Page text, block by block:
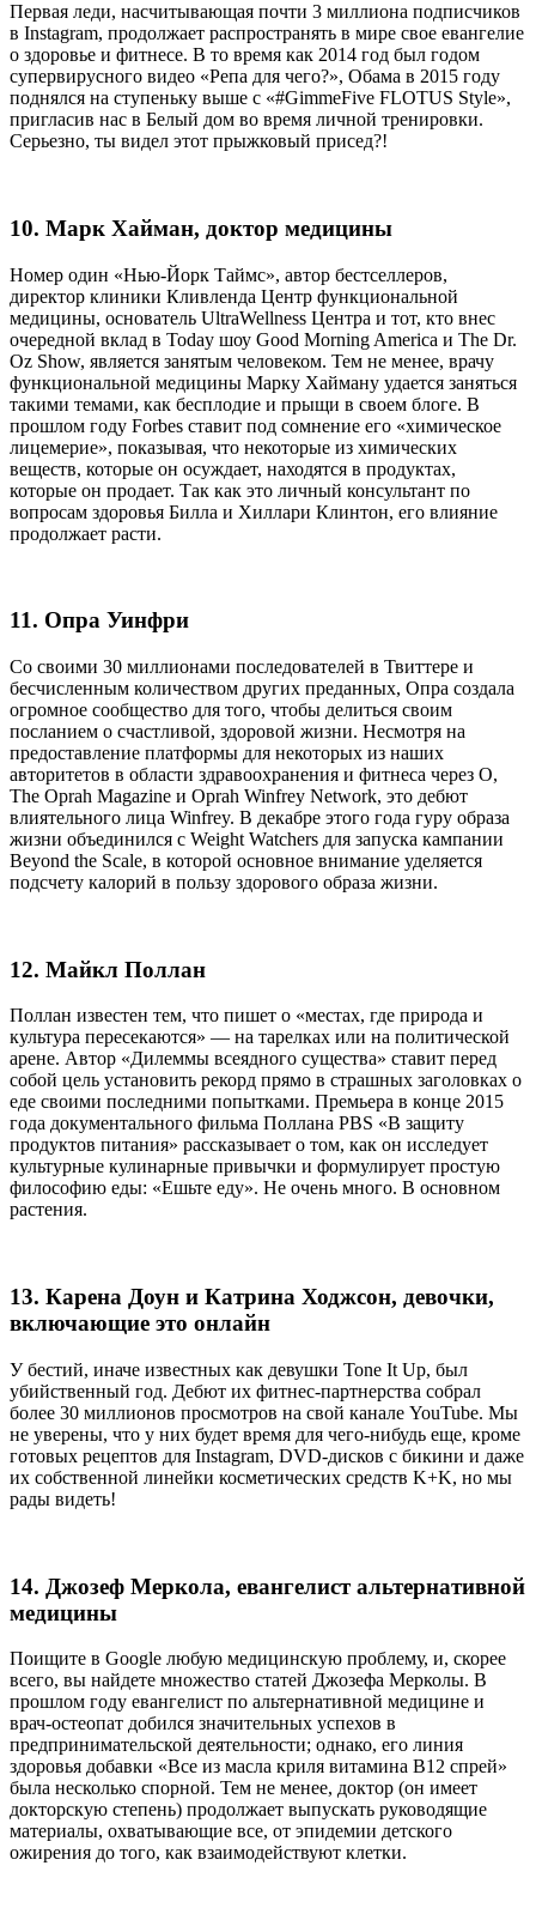
Первая леди, насчитывающая почти 3 миллиона подписчиков
в Instagram, продолжает распространять в мире свое евангелие
о здоровье и фитнесе. В то время как 2014 год был годом
супервирусного видео «Репа для чего?», Обама в 2015 году
поднялся на ступеньку выше с «#GimmeFive FLOTUS Style»,
пригласив нас в Белый дом во время личной тренировки.
Серьезно, ты видел этот прыжковый присед?!
10. Марк Хайман, доктор медицины
Номер один «Нью-Йорк Таймс», автор бестселлеров,
директор клиники Кливленда Центр функциональной
медицины, основатель UltraWellness Центра и тот, кто внес
очередной вклад в Today шоу Good Morning America и The Dr.
Oz Show, является занятым человеком. Тем не менее, врачу
функциональной медицины Марку Хайману удается заняться
такими темами, как бесплодие и прыщи в своем блоге. В
прошлом году Forbes ставит под сомнение его «химическое
лицемерие», показывая, что некоторые из химических
веществ, которые он осуждает, находятся в продуктах,
которые он продает. Так как это личный консультант по
вопросам здоровья Билла и Хиллари Клинтон, его влияние
продолжает расти.
11. Опра Уинфри
Со своими 30 миллионами последователей в Твиттере и
бесчисленным количеством других преданных, Опра создала
огромное сообщество для того, чтобы делиться своим
посланием о счастливой, здоровой жизни. Несмотря на
предоставление платформы для некоторых из наших
авторитетов в области здравоохранения и фитнеса через O,
The Oprah Magazine и Oprah Winfrey Network, это дебют
влиятельного лица Winfrey. В декабре этого года гуру образа
жизни объединился с Weight Watchers для запуска кампании
Beyond the Scale, в которой основное внимание уделяется
подсчету калорий в пользу здорового образа жизни.
12. Майкл Поллан
Поллан известен тем, что пишет о «местах, где природа и
культура пересекаются» — на тарелках или на политической
арене. Автор «Дилеммы всеядного существа» ставит перед
собой цель установить рекорд прямо в страшных заголовках о
еде своими последними попытками. Премьера в конце 2015
года документального фильма Поллана PBS «В защиту
продуктов питания» рассказывает о том, как он исследует
культурные кулинарные привычки и формулирует простую
философию еды: «Ешьте еду». Не очень много. В основном
растения.
13. Карена Доун и Катрина Ходжсон, девочки,
включающие это онлайн
У бестий, иначе известных как девушки Tone It Up, был
убийственный год. Дебют их фитнес-партнерства собрал
более 30 миллионов просмотров на свой канале YouTube. Мы
не уверены, что у них будет время для чего-нибудь еще, кроме
готовых рецептов для Instagram, DVD-дисков с бикини и даже
их собственной линейки косметических средств K+K, но мы
рады видеть!
14. Джозеф Меркола, евангелист альтернативной
медицины
Поищите в Google любую медицинскую проблему, и, скорее
всего, вы найдете множество статей Джозефа Мерколы. В
прошлом году евангелист по альтернативной медицине и
врач-остеопат добился значительных успехов в
предпринимательской деятельности; однако, его линия
здоровья добавки «Все из масла криля витамина B12 спрей»
была несколько спорной. Тем не менее, доктор (он имеет
докторскую степень) продолжает выпускать руководящие
материалы, охватывающие все, от эпидемии детского
ожирения до того, как взаимодействуют клетки.